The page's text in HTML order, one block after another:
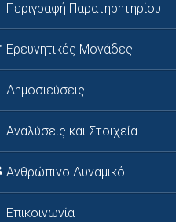
Περιγραφή Παρατηρητηρίου
Ερευνητικές Μονάδες
Δημοσιεύσεις
Αναλύσεις και Στοιχεία
Ανθρώπινο Δυναμικό
Επικοινωνία